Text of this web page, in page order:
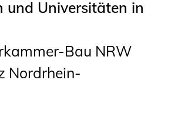
für
Studierende
für
und Universitäten in
Bau NRW
Nordrhein-